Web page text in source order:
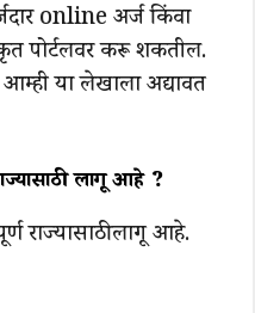
online अर्ज किंवा
करू शकतील.
आम्ही या लेखाला अद्यावत
लागू आहे ?
राज्यासाठी लागू आहे.